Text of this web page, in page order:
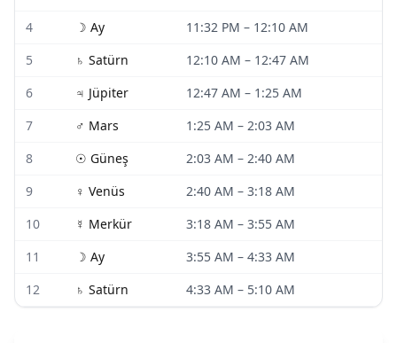
4
☽ Ay 11:32 PM – 12:10 AM
5
♄ Satürn 12:10 AM – 12:47 AM
6
♃ Jüpiter 12:47 AM – 1:25 AM
7
♂ Mars 1:25 AM – 2:03 AM
8
☉ Güneş 2:03 AM – 2:40 AM
9
♀ Venüs 2:40 AM – 3:18 AM
10
☿ Merkür 3:18 AM – 3:55 AM
11
☽ Ay 3:55 AM – 4:33 AM
12
♄ Satürn 4:33 AM – 5:10 AM